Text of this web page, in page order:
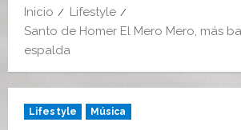
Inicio
Lifestyle
Santo de Homer El Mero Mero, más
espalda
Lifestyle Música